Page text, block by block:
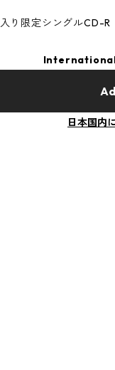
り限定シングルCD-R
日本国内